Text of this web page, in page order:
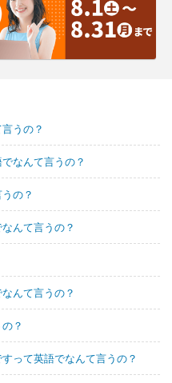
うの？
なんて言うの？
の？
んて言うの？
んて言うの？
？
って英語でなんて言うの？